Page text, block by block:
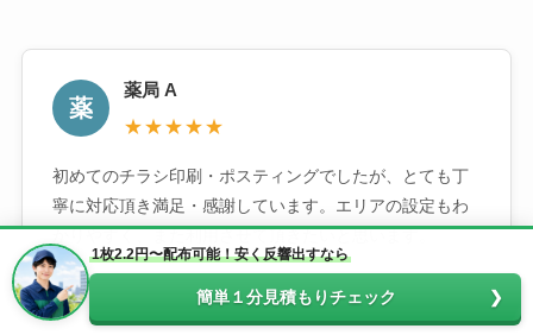
薬
薬局 A
★★★★★
初めてのチラシ印刷・ポスティングでしたが、とても丁
寧に対応頂き満足・感謝しています。エリアの設定もわ
かりやすく、また利用させて頂きたいと思います。
1枚2.2円〜配布可能！安く反響出すなら
簡単１分見積もりチェック